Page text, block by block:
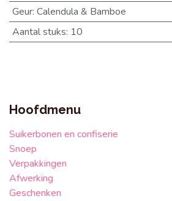
Geur: Calendula & Bamboe
Aantal stuks: 10
Hoofdmenu
Suikerbonen en confiserie
Snoep
Verpakkingen
Afwerking
Geschenken